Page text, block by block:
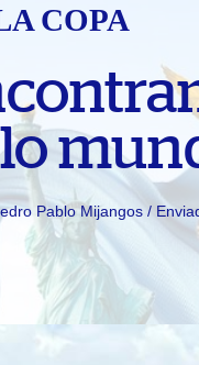
COPA
Pablo Mijangos /